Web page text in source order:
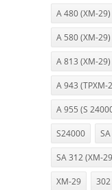
A 480 (XM-29)
A 580 (XM-29)
A 813 (XM-29)
A 943 (TPXM-
A 955 (S
S24000
SA 312 (XM-
XM-29 302